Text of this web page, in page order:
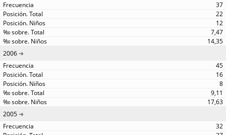
37
22
12
7,47
14,35
2006
45
16
8
9,11
17,63
2005
32